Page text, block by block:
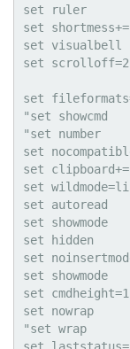
set ruler
set
set visualbell
set scrolloff=2
set
"set showcmd
"set number
set
set
set
set autoread
set showmode
set hidden
set
set showmode
set cmdheight=1
set nowrap
"set wrap